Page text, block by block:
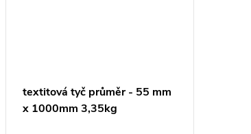
textitová tyč průměr - 55 mm
x 1000mm 3,35kg